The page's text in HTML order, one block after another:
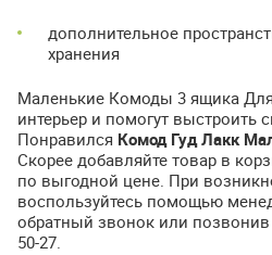
дополнительное
хранения
Маленькие Комоды 3 ящика
интерьер и помогут выстроить
Понравился Комод Гуд Лакк
Скорее добавляйте товар в
по выгодной цене. При
воспользуйтесь помощью
обратный звонок или позвонив
50-27.